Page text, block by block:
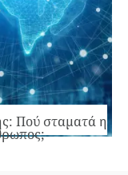
Πού σταματά η